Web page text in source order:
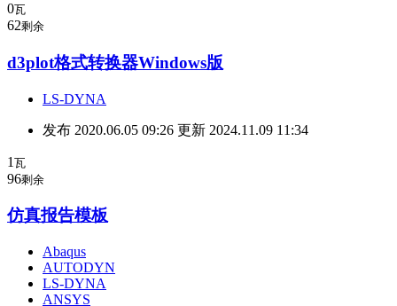
0瓦
62剩余
d3plot格式转换器Windows版
LS-DYNA
发布 2020.06.05 09:26 更新 2024.11.09 11:34
1 瓦
96剩余
仿真报告模板
Abaqus
AUTODYN
LS-DYNA
ANSYS